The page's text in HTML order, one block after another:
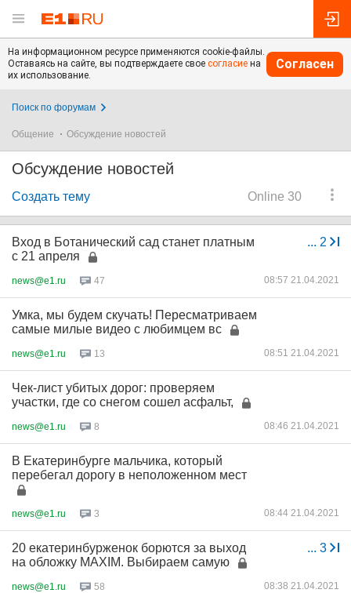
На информационном ресурсе применяются cookie-файлы.
Оставаясь на сайте, вы подтверждаете свое согласие на
их использование.
Согласен
Поиск по форумам
Общение Обсуждение новостей
Обсуждение новостей
Online 30
Создать тему
... 2
Вход в Ботанический сад станет платным
с 21 апреля
news@e1.ru 47 08:57 21.04.2021
Умка, мы будем скучать! Пересматриваем
самые милые видео с любимцем вс
news@e1.ru 13 08:51 21.04.2021
Чек-лист убитых дорог: проверяем
участки, где со снегом сошел асфальт,
news@e1.ru 8 08:46 21.04.2021
В Екатеринбурге мальчика, который
перебегал дорогу в неположенном мест
news@e1.ru 3 08:44 21.04.2021
... 3
20 екатеринбурженок борются за выход
на обложку MAXIM. Выбираем самую
news@e1.ru 58 08:38 21.04.2021